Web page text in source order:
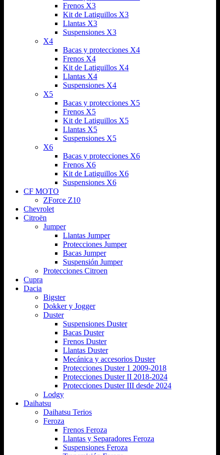
Frenos X3
Kit de Latiguillos X3
Llantas X3
Suspensiones X3
X4
Bacas y protecciones X4
Frenos X4
Kit de Latiguillos X4
Llantas X4
Suspensiones X4
X5
Bacas y protecciones X5
Frenos X5
Kit de Latiguillos X5
Llantas X5
Suspensiones X5
X6
Bacas y protecciones X6
Frenos X6
Kit de Latiguillos X6
Suspensiones X6
CF MOTO
ZForce Z10
Chevrolet
Citroën
Jumper
Llantas Jumper
Protecciones Jumper
Bacas Jumper
Suspensión Jumper
Protecciones Citroen
Cupra
Dacia
Bigster
Dokker y Jogger
Duster
Suspensiones Duster
Bacas Duster
Frenos Duster
Llantas Duster
Mecánica y accesorios Duster
Protecciones Duster 1 2009-2018
Protecciones Duster II 2018-2024
Protecciones Duster III desde 2024
Lodgy
Daihatsu
Daihatsu Terios
Feroza
Frenos Feroza
Llantas y Separadores Feroza
Suspensiones Feroza